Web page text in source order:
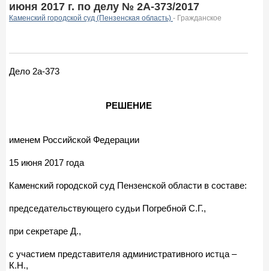
июня 2017 г. по делу № 2А-373/2017
Каменский городской суд (Пензенская область) - Гражданское
Дело 2а-373
РЕШЕНИЕ
именем Российской Федерации
15 июня 2017 года
Каменский городской суд Пензенской области в составе:
председательствующего судьи Погребной С.Г.,
при секретаре Д.,
с участием представителя административного истца –
К.Н.,